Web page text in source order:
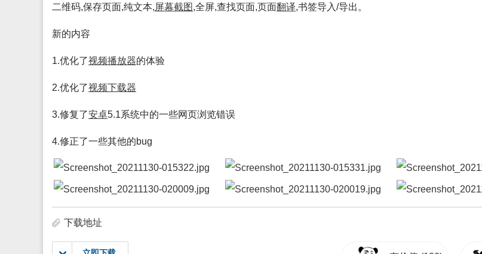
二维码,保存页面,纯文本,屏幕截图 ,全屏,查找页面,页面翻译,书签导入/导出。
新的内容
1.优化了视频播放器的体验
2.优化了视频下载器
3.修复了安卓5.1系统中的一些网页浏览错误
4.修正了一些其他的bug
下载地址